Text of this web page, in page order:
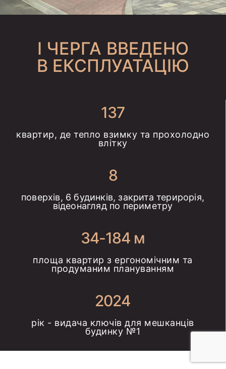
I ЧЕРГА ВВЕДЕНО
В ЕКСПЛУАТАЦІЮ
137
квартир, де тепло взимку та прохолодно
влітку
8
поверхів, 6 будинків, закрита терирорія,
відеонагляд по периметру
34-184 м
площа квартир з ергономічним та
продуманим плануванням
2024
рік - видача ключів для мешканців
будинку №1